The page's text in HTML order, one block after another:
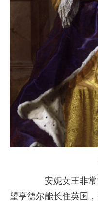
安妮女王非常
望亨德尔能长住英国